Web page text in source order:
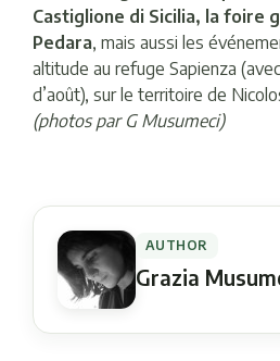
Castiglione di Sicilia, la foire
Pedara, mais aussi les
altitude au refuge Sapienza
d’août), sur le territoire de
(photos par G Musumeci)
AUTHOR
Grazia